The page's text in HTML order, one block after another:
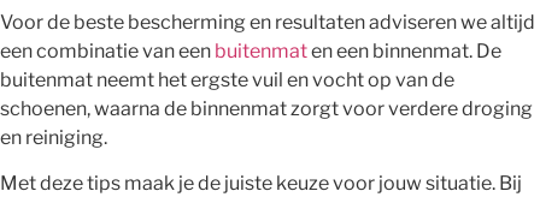
Voor de beste bescherming en resultaten adviseren we altijd
een combinatie van een buitenmaten een binnenmat. De
buitenmat neemt het ergste vuil en vocht op van de
schoenen, waarna de binnenmat zorgt voor verdere droging
en reiniging.
Met deze tips maak je de juiste keuze voor jouw situatie. Bij